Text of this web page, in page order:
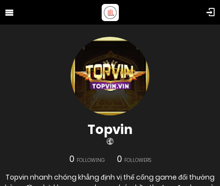
Topvin
0 FOLLOWING 0 FOLLOWERS
Topvin nhanh chóng khẳng định vị thế cổng game đổi thưởng